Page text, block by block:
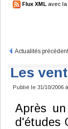
Flux XML avec
Actualités
Les
Publié le 31/10/2006
Après un
d'études